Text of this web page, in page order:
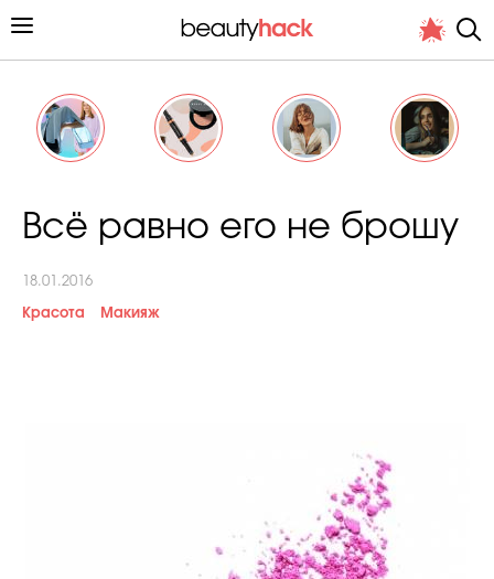
Личный опыт
Всё равно его не брошу
18.01.2016
Красота Макияж